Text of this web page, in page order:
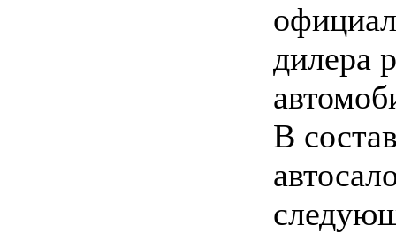
дилера
В